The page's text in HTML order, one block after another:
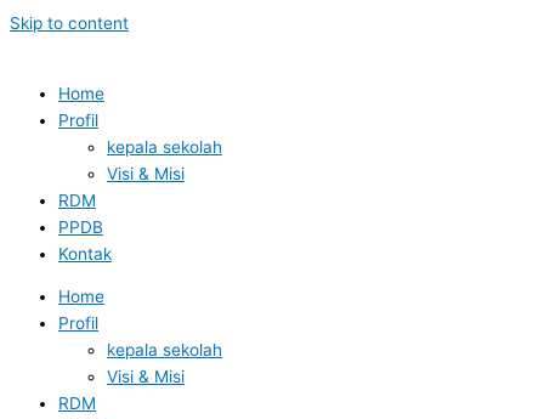
Skip to content
Home
Profil
kepala sekolah
Visi & Misi
RDM
PPDB
Kontak
Home
Profil
kepala sekolah
Visi & Misi
RDM